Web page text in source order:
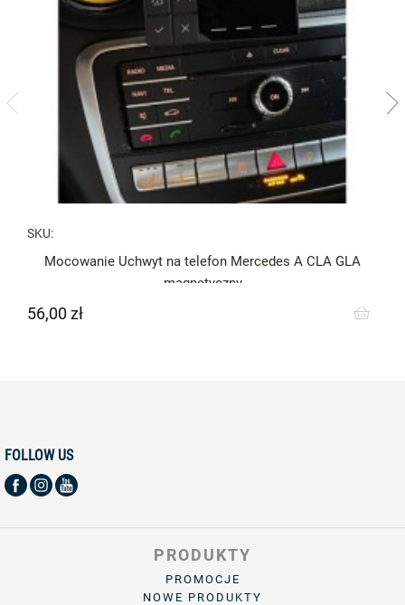
SKU:
Mocowanie Uchwyt na telefon Mercedes A CLA GLA
magnetyczny
Cena
56,00 zł
FOLLOW US
PRODUKTY
PROMOCJE
NOWE PRODUKTY